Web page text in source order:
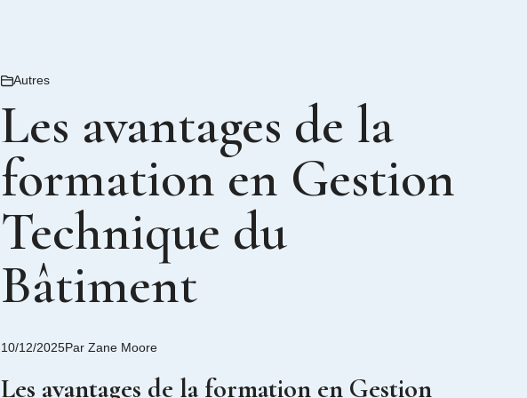
Autres
Les avantages de la
formation en Gestion
Technique du
Bâtiment
10/12/2025Par Zane Moore
Les avantages de la formation en Gestion